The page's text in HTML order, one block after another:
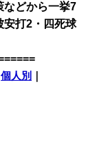
などから一挙7
安打2・四死球
個人別